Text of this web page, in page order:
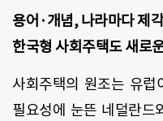
용어·개념, 나라마다 제
한국형 사회주택도 새로
사회주택의 원조는 유럽
필요성에 눈뜬 네덜란드